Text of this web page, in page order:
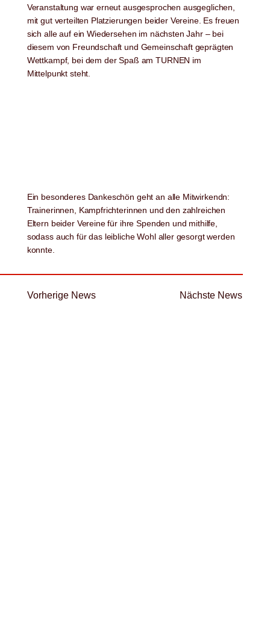
Veranstaltung war erneut ausgesprochen ausgeglichen,
mit gut verteilten Platzierungen beider Vereine. Es freuen
sich alle auf ein Wiedersehen im nächsten Jahr – bei
diesem von Freundschaft und Gemeinschaft geprägten
Wettkampf, bei dem der Spaß am TURNEN im
Mittelpunkt steht.
Ein besonderes Dankeschön geht an alle Mitwirkendn:
Trainerinnen, Kampfrichterinnen und den zahlreichen
Eltern beider Vereine für ihre Spenden und mithilfe,
sodass auch für das leibliche Wohl aller gesorgt werden
konnte.
Vorherige News Nächste News